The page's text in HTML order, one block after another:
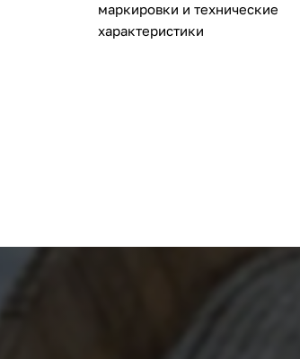
маркировки и технические
характеристики